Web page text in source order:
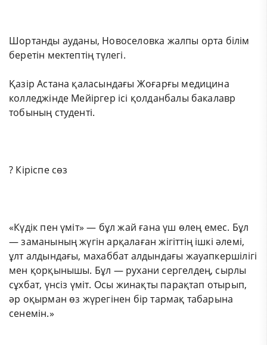
Шортанды ауданы, Новоселовка жалпы орта білім
беретін мектептің түлегі.
Қазір Астана қаласындағы Жоғарғы медицина
колледжінде Мейіргер ісі қолданбалы бакалавр
тобының студенті.
? Кіріспе сөз
«Күдік пен үміт» — бұл жай ғана үш өлең емес. Бұл
— заманының жүгін арқалаған жігіттің ішкі әлемі,
ұлт алдындағы, махаббат алдындағы жауапкершілігі
мен қорқынышы. Бұл — рухани сергелдең, сырлы
сұхбат, үнсіз үміт. Осы жинақты парақтап отырып,
әр оқырман өз жүрегінен бір тармақ табарына
сенемін.»